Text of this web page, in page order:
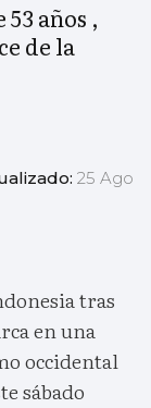
años ,
de la
25 Ago
tras
en una
occidental
sábado